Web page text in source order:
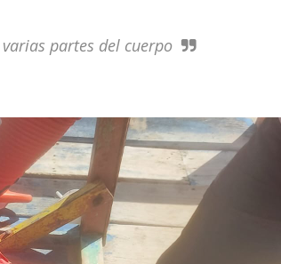
partes del cuerpo